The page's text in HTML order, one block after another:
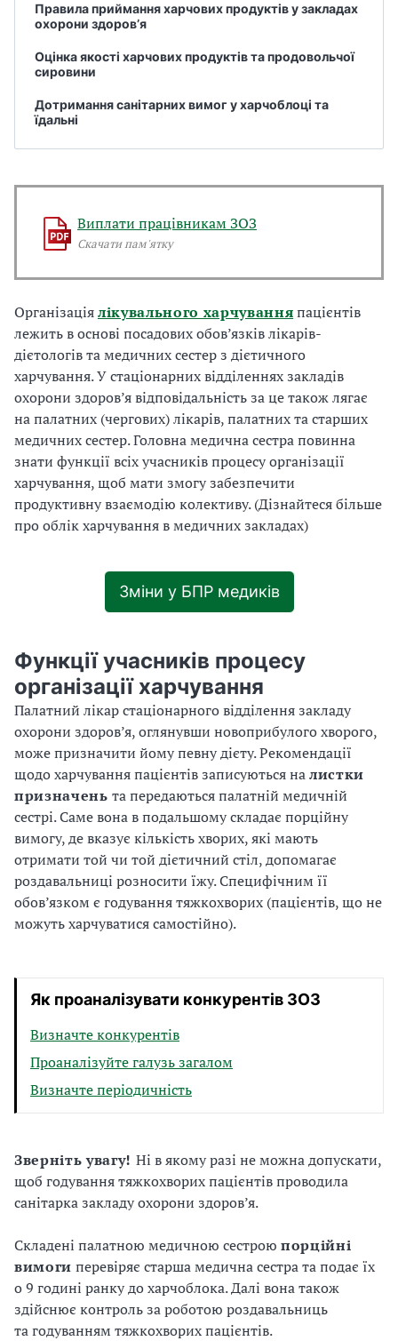
Правила приймання харчових продуктів у закладах
охорони здоров’я
Оцінка якості харчових продуктів та продовольчої
сировини
Дотримання санітарних вимог у харчоблоці та
їдальні
Виплати працівникам ЗОЗ
Скачати пам'ятку
Організаціялікувального харчуванняпацієнтів
лежить в основі посадових обов’язків лікарів-
дієтологів та медичних сестер з дієтичного
харчування. У стаціонарних відділеннях закладів
охорони здоров’я відповідальність за це також лягає
на палатних (чергових) лікарів, палатних та старших
медичних сестер. Головна медична сестра повинна
знати функції всіх учасників процесу організації
харчування, щоб мати змогу забезпечити
продуктивну взаємодію колективу. (Дізнайтеся більше
про облік харчування в медичних закладах)
Зміни у БПР медиків
Функції учасників процесу
організації харчування
Палатний лікар стаціонарного відділення закладу
охорони здоров’я, оглянувши новоприбулого хворого,
може призначити йому певну дієту. Рекомендації
щодо харчування пацієнтів записуються налистки
призначень та передаються палатній медичній
сестрі. Саме вона в подальшому складає порційну
вимогу, де вказує кількість хворих, які мають
отримати той чи той дієтичний стіл, допомагає
роздавальниці розносити їжу. Специфічним її
обов’язком є годування тяжкохворих (пацієнтів, що не
можуть харчуватися самостійно).
Як проаналізувати конкурентів ЗОЗ
Визначте конкурентів
Проаналізуйте галузь загалом
Визначте періодичність
Звернітьувагу! Ні в якому разі не можна допускати,
щоб годування тяжкохворих пацієнтів проводила
санітарка закладу охорони здоров’я.
Складені палатною медичною сестрою порційні
вимоги перевіряє старша медична сестра та подає їх
о 9 годині ранку до харчоблока. Далі вона також
здійснює контроль за роботою роздавальниць
та годуванням тяжкохворих пацієнтів.